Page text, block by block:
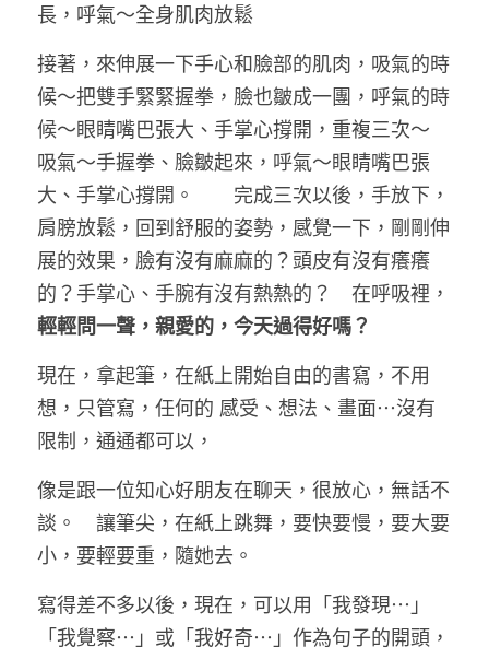
長，呼氣～全身肌肉放鬆
接著，來伸展一下手心和臉部的肌肉，吸氣的時
候～把雙手緊緊握拳，臉也皺成一團，呼氣的時
候～眼睛嘴巴張大、手掌心撐開，重複三次～
吸氣～手握拳、臉皺起來，呼氣～眼睛嘴巴張
大、手掌心撐開。　　完成三次以後，手放下，
肩膀放鬆，回到舒服的姿勢，感覺一下，剛剛伸
展的效果，臉有沒有麻麻的？頭皮有沒有癢癢
的？手掌心、手腕有沒有熱熱的？　在呼吸裡，
輕輕問一聲，親愛的，今天過得好嗎？
現在，拿起筆，在紙上開始自由的書寫，不用
想，只管寫，任何的 感受、想法、畫面⋯沒有
限制，通通都可以，
像是跟一位知心好朋友在聊天，很放心，無話不
談。　讓筆尖，在紙上跳舞，要快要慢，要大要
小，要輕要重，隨她去。
寫得差不多以後，現在，可以用「我發現⋯」
「我覺察⋯」或「我好奇⋯」作為句子的開頭，